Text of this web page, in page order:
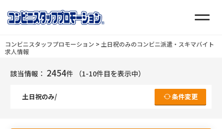
コンビニスタッフプロモーション > 土日祝のみのコンビニ派遣・スキマバイト
求人情報
該当情報： 2454件 （1-10件目を表示中）
土日祝のみ/ 条件変更